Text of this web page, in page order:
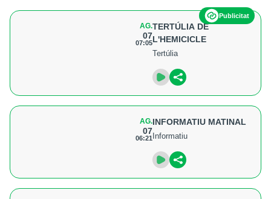
Publicitat
AG.
07
07:05
TERTÚLIA DE
L'HEMICICLE
Tertúlia
AG.
07
06:21
INFORMATIU MATINAL
Informatiu